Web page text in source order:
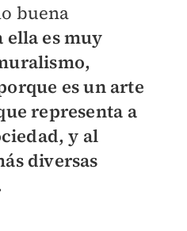
buena
ella es muy
es un arte
representa a
y al
diversas